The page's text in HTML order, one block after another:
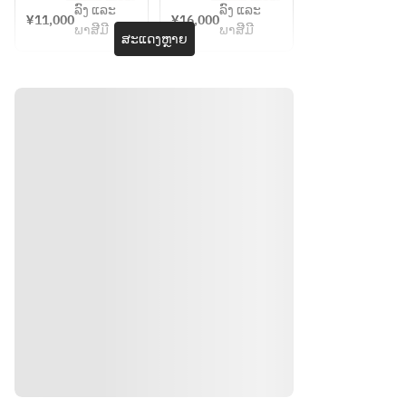
（2
detail
¥11,000
ລົງ ແລະ
ພາສີມີ
（3
杯）を
detail
s
¥16,000
ລົງ ແລະ
ພາສີມີ
ສະແດງຫຼາຍ